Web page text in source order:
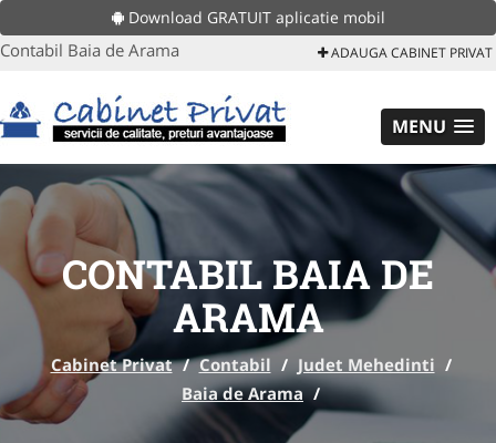
Download GRATUIT aplicatie mobil
Contabil Baia de Arama ADAUGA CABINET PRIVAT
MENU
CONTABIL BAIA DE
ARAMA
Cabinet Privat / Contabil / Judet Mehedinti /
Baia de Arama /